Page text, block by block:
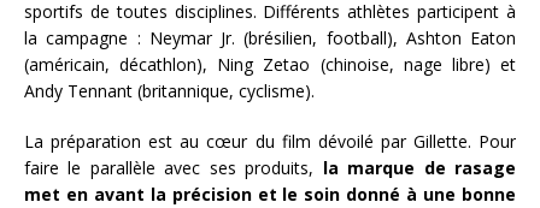
sportifs de toutes disciplines. Différents athlètes participent à
la campagne : Neymar Jr. (brésilien, football), Ashton Eaton
(américain, décathlon), Ning Zetao (chinoise, nage libre) et
Andy Tennant (britannique, cyclisme).
La préparation est au cœur du film dévoilé par Gillette. Pour
faire le parallèle avec ses produits, la marque de rasage
met en avant la précision et le soin donné à une bonne